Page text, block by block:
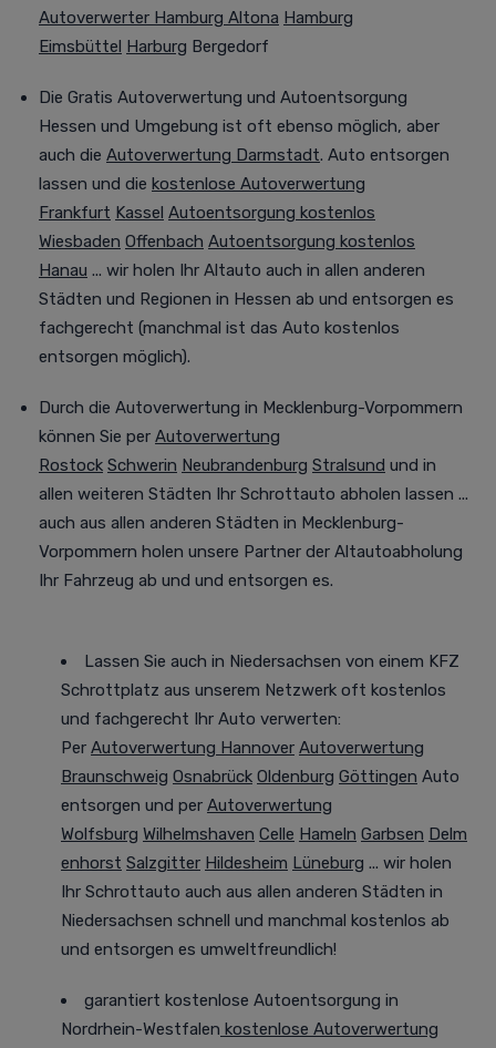
Autoverwerter Hamburg Altona Hamburg
Eimsbüttel Harburg Bergedorf
Die Gratis Autoverwertung und Autoentsorgung
Hessen und Umgebung ist oft ebenso möglich, aber
auch die Autoverwertung Darmstadt. Auto entsorgen
lassen und die kostenlose Autoverwertung
Frankfurt Kassel Autoentsorgung kostenlos
Wiesbaden Offenbach Autoentsorgung kostenlos
Hanau ... wir holen Ihr Altauto auch in allen anderen
Städten und Regionen in Hessen ab und entsorgen es
fachgerecht (manchmal ist das Auto kostenlos
entsorgen möglich).
Durch die Autoverwertung in Mecklenburg-Vorpommern
können Sie per Autoverwertung
Rostock Schwerin Neubrandenburg Stralsund und in
allen weiteren Städten Ihr Schrottauto abholen lassen ...
auch aus allen anderen Städten in Mecklenburg-
Vorpommern holen unsere Partner der Altautoabholung
Ihr Fahrzeug ab und und entsorgen es.
Lassen Sie auch in Niedersachsen von einem KFZ
Schrottplatz aus unserem Netzwerk oft kostenlos
und fachgerecht Ihr Auto verwerten:
Per Autoverwertung Hannover Autoverwertung
Braunschweig Osnabrück Oldenburg Göttingen Auto
entsorgen und per Autoverwertung
Wolfsburg Wilhelmshaven Celle Hameln Garbsen Delm
enhorst Salzgitter Hildesheim Lüneburg ... wir holen
Ihr Schrottauto auch aus allen anderen Städten in
Niedersachsen schnell und manchmal kostenlos ab
und entsorgen es umweltfreundlich!
garantiert kostenlose Autoentsorgung in
Nordrhein-Westfalen kostenlose Autoverwertung